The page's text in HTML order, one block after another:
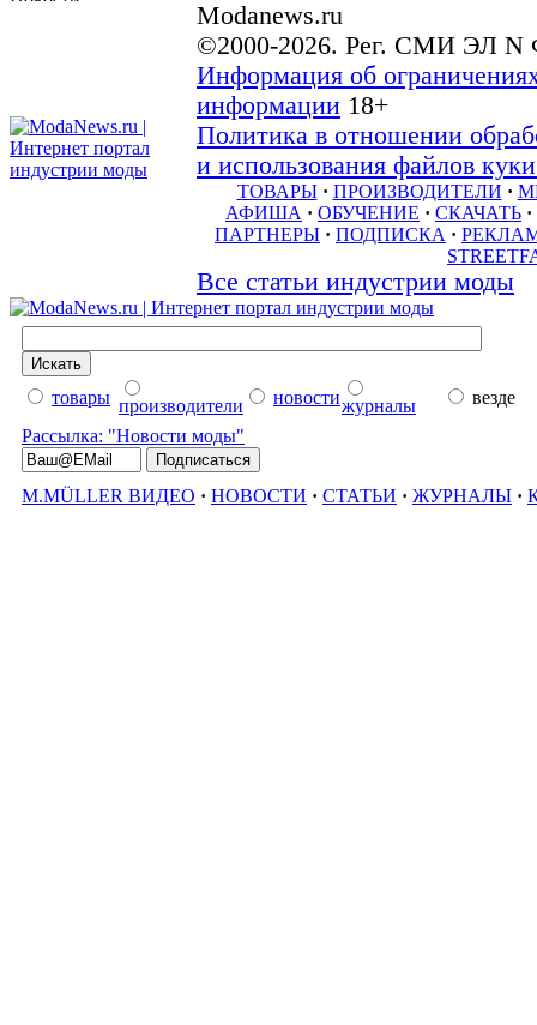
Modanews.ru
©2000-2026. Рег. СМИ ЭЛ N
Информация об
информации 18+
Политика в отношении
и использования файлов
ТОВАРЫ · ПРОИЗВОДИТЕЛИ ·
АФИША · ОБУЧЕНИЕ · СКАЧАТЬ ·
ПАРТНЕРЫ · ПОДПИСКА ·
Все статьи индустрии моды
товары производители новостижурналы
везде
Рассылка: "Новости моды"
M.MÜLLER ВИДЕО · НОВОСТИ · СТАТЬИ · ЖУРНАЛЫ ·